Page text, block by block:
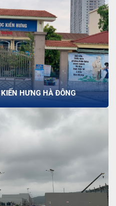
HƯNG HÀ ĐÔNG